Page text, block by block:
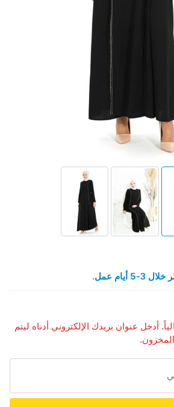
عمل.
أدخل عنوان بريدك الإلكتروني أدناه ليتم